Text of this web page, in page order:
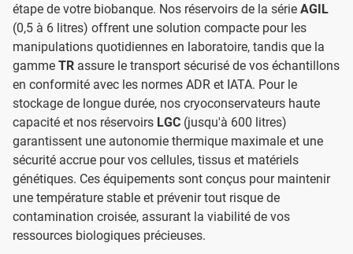
étape de votre biobanque. Nos réservoirs de la série AGIL
(0,5 à 6 litres) offrent une solution compacte pour les
manipulations quotidiennes en laboratoire, tandis que la
gamme TR assure le transport sécurisé de vos échantillons
en conformité avec les normes ADR et IATA. Pour le
stockage de longue durée, nos cryoconservateurs haute
capacité et nos réservoirs LGC (jusqu'à 600 litres)
garantissent une autonomie thermique maximale et une
sécurité accrue pour vos cellules, tissus et matériels
génétiques. Ces équipements sont conçus pour maintenir
une température stable et prévenir tout risque de
contamination croisée, assurant la viabilité de vos
ressources biologiques précieuses.